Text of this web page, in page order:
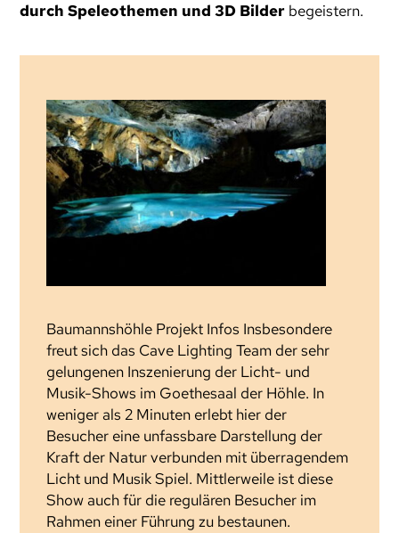
durch Speleothemen und 3D Bilder begeistern.
Baumannshöhle Projekt Infos Insbesondere
freut sich das Cave Lighting Team der sehr
gelungenen Inszenierung der Licht- und
Musik-Shows im Goethesaal der Höhle. In
weniger als 2 Minuten erlebt hier der
Besucher eine unfassbare Darstellung der
Kraft der Natur verbunden mit überragendem
Licht und Musik Spiel. Mittlerweile ist diese
Show auch für die regulären Besucher im
Rahmen einer Führung zu bestaunen.